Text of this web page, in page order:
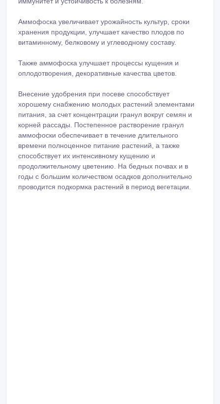
Аммофоска увеличивает урожайность культур, сроки
хранения продукции, улучшает качество плодов по
витаминному, белковому и углеводному составу.
Также аммофоска улучшает процессы кущения и
оплодотворения, декоративные качества цветов.
Внесение удобрения при посеве способствует
хорошему снабжению молодых растений элементами
питания, за счет концентрации гранул вокруг семян и
корней рассады. Постепенное растворение гранул
аммофоски обеспечивает в течение длительного
времени полноценное питание растений, а также
способствует их интенсивному кущению и
продолжительному цветению. На бедных почвах и в
годы с большим количеством осадков дополнительно
проводится подкормка растений в период вегетации.